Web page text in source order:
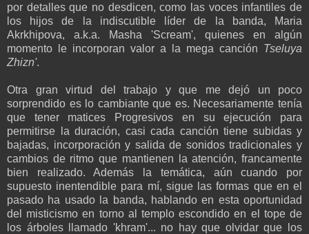
por detalles que no desdicen, como las voces infantiles de
los hijos de la indiscutible líder de la banda, Maria
Akrkhipova, a.k.a. Masha 'Scream', quienes en algún
momento le incorporan valor a la mega canción Tseluya
Zhizn'.
Otra gran virtud del trabajo y que me dejó un poco
sorprendido es lo cambiante que es. Necesariamente tenía
que tener matices Progresivos en su ejecución para
permitirse la duración, casi cada canción tiene subidas y
bajadas, incorporación y salida de sonidos tradicionales y
cambios de ritmo que mantienen la atención, francamente
bien realizado. Además la temática, aún cuando por
supuesto inentendible para mí, sigue las formas que en el
pasado ha usado la banda, hablando en esta oportunidad
del misticismo en torno al templo escondido en el tope de
los árboles llamado 'khram'... no hay que olvidar que los